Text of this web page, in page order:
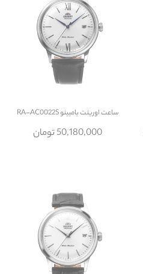
ساعتاورینت بامبینو RA-AC0022S
50,180,000 تومان